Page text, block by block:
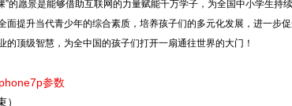
的愿景是能够借助互联网的力量赋能千万学子，为全国中小学生持
面提升当代青少年的综合素质，培养孩子们的多元化发展，进一步
的顶级智慧，为全中国的孩子们打开一扇通往世界的大门！
参数
）